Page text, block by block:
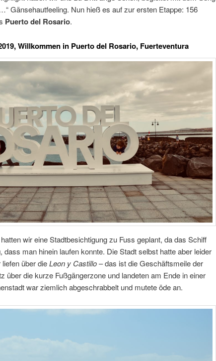
Gänsehautfeeling. Nun hieß es auf zur ersten Etappe: 156
Puerto del Rosario.
Willkommen in Puerto del Rosario, Fuerteventura
wir eine Stadtbesichtigung zu Fuss geplant, da das Schiff
dass man hinein laufen konnte. Die Stadt selbst hatte aber leider
über dieLeon y Castillo– das ist die Geschäftsmeile der
über die kurze Fußgängerzone und landeten am Ende in einer
war ziemlich abgeschrabbelt und mutete öde an.